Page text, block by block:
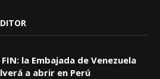
FIN: la Embajada de Venezuela
a abrir en Perú